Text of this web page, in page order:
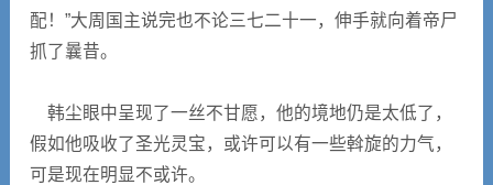
配！”大周国主说完也不论三七二十一，伸手就向着帝尸
抓了曩昔。
韩尘眼中呈现了一丝不甘愿，他的境地仍是太低了，
假如他吸收了圣光灵宝，或许可以有一些斡旋的力气，
可是现在明显不或许。